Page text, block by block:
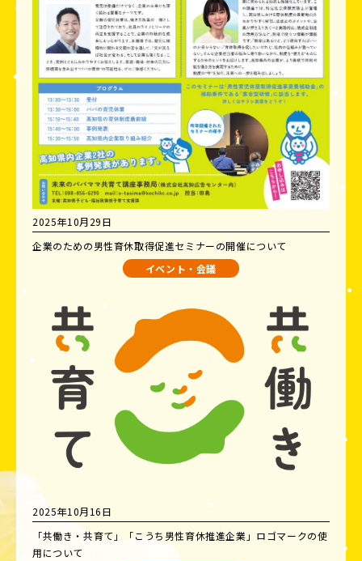
2025年10月29日
企業のための男性育休取得促進セミナーの開催について
イベント・会議
2025年10月16日
「共働き・共育て」「こうち男性育休推進企業」ロゴマークの使
用について